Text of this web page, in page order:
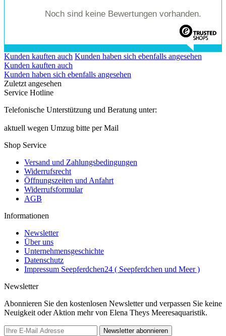
Noch sind keine Bewertungen vorhanden.
Kunden kauften auch Kunden haben sich ebenfalls angesehen
Kunden kauften auch
Kunden haben sich ebenfalls angesehen
Zuletzt angesehen
Service Hotline
Telefonische Unterstützung und Beratung unter:
aktuell wegen Umzug bitte per Mail
Shop Service
Versand und Zahlungsbedingungen
Widerrufsrecht
Öffnungszeiten und Anfahrt
Widerrufsformular
AGB
Informationen
Newsletter
Über uns
Unternehmensgeschichte
Datenschutz
Impressum Seepferdchen24 ( Seepferdchen und Meer )
Newsletter
Abonnieren Sie den kostenlosen Newsletter und verpassen Sie keine
Neuigkeit oder Aktion mehr von Elena Theys Meeresaquaristik.
Newsletter abonnieren